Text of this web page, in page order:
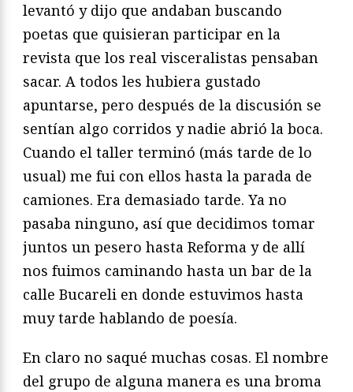
levantó y dijo que andaban buscando
poetas que quisieran participar en la
revista que los real visceralistas pensaban
sacar. A todos les hubiera gustado
apuntarse, pero después de la discusión se
sentían algo corridos y nadie abrió la boca.
Cuando el taller terminó (más tarde de lo
usual) me fui con ellos hasta la parada de
camiones. Era demasiado tarde. Ya no
pasaba ninguno, así que decidimos tomar
juntos un pesero hasta Reforma y de allí
nos fuimos caminando hasta un bar de la
calle Bucareli en donde estuvimos hasta
muy tarde hablando de poesía.
En claro no saqué muchas cosas. El nombre
del grupo de alguna manera es una broma